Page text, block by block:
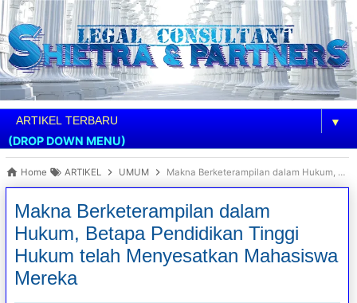
▼
(DROP DOWN MENU)
Home ARTIKEL UMUM Makna Berketerampilan dalam Hukum, Betapa Pendidikan Tinggi Hukum telah Menyesatkan Mahasiswa Mereka
Makna Berketerampilan dalam
Hukum, Betapa Pendidikan Tinggi
Hukum telah Menyesatkan Mahasiswa
Mereka